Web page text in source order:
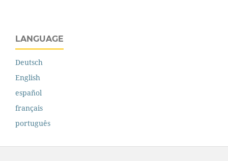
LANGUAGE
Deutsch
English
español
français
português